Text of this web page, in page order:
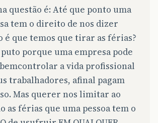
questão é: Até que ponto uma
tem o direito de nos dizer
é que temos que tirar as férias?
porque uma empresa pode
a vida profissional
trabalhadores, afinal pagam
Mas querer nos limitar ao
as férias que uma pessoa tem o